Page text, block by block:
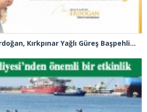
Cumhurbaşkanı Erdoğan, Kırkpınar Yağlı Güreş Başpehlivanlık unvanını kazanan Erkan Taş’ı tebrik etti